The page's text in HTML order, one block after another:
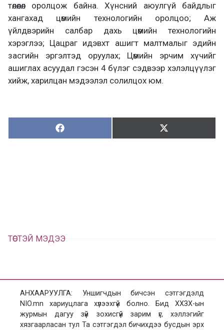
төлөөлөл оролцож байна. Хүнсний аюулгүй байдлыг
хангахад цөмийн технологийн оролцоо; Аж
үйлдвэрийн салбар дахь цөмийн технологийн
хэрэглээ; Цацраг идэвхт ашигт малтмалыг эдийн
засгийн эргэлтэд оруулах; Цөмийн эрчим хүчийг
ашиглах асуудал гэсэн 4 бүлэг сэдвээр хэлэлцүүлэг
хийж, харилцан мэдээлэл солилцох юм.
Хуваалцах:
Х
у
Түгээх:
Т
ү
ТӨСТЭЙ МЭДЭЭ
АНХААРУУЛГА: Уншигчдын бичсэн сэтгэгдэлд
NIO.mn хариуцлага хүлээхгүй болно. Бид ХХЗХ-ын
журмын дагуу зүй зохисгүй зарим үг, хэллэгийг
хязгаарласан тул Та сэтгэгдэл бичихдээ бусдын эрх